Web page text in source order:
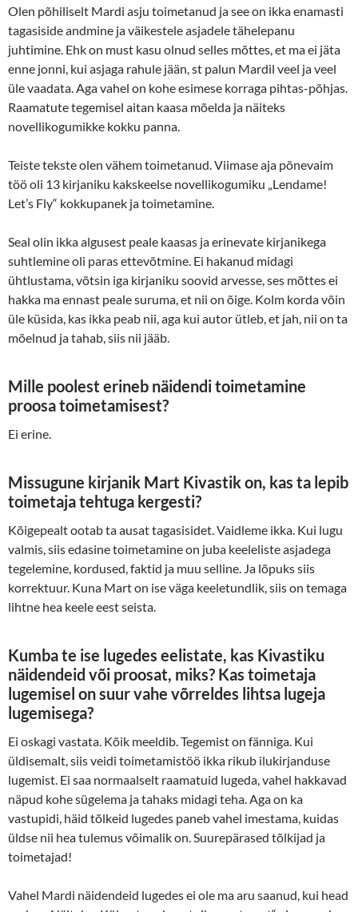
Olen põhiliselt Mardi asju toimetanud ja see on ikka enamasti
tagasiside andmine ja väikestele asjadele tähelepanu
juhtimine. Ehk on must kasu olnud selles mõttes, et ma ei jäta
enne jonni, kui asjaga rahule jään, st palun Mardil veel ja veel
üle vaadata. Aga vahel on kohe esimese korraga pihtas-põhjas.
Raamatute tegemisel aitan kaasa mõelda ja näiteks
novellikogumikke kokku panna.
Teiste tekste olen vähem toimetanud. Viimase aja põnevaim
töö oli 13 kirjaniku kakskeelse novellikogumiku „Lendame!
Let’s Fly“ kokkupanek ja toimetamine.
Seal olin ikka algusest peale kaasas ja erinevate kirjanikega
suhtlemine oli paras ettevõtmine. Ei hakanud midagi
ühtlustama, võtsin iga kirjaniku soovid arvesse, ses mõttes ei
hakka ma ennast peale suruma, et nii on õige. Kolm korda võin
üle küsida, kas ikka peab nii, aga kui autor ütleb, et jah, nii on ta
mõelnud ja tahab, siis nii jääb.
Mille poolest erineb näidendi toimetamine
proosa toimetamisest?
Ei erine.
Missugune kirjanik Mart Kivastik on, kas ta lepib
toimetaja tehtuga kergesti?
Kõigepealt ootab ta ausat tagasisidet. Vaidleme ikka. Kui lugu
valmis, siis edasine toimetamine on juba keeleliste asjadega
tegelemine, kordused, faktid ja muu selline. Ja lõpuks siis
korrektuur. Kuna Mart on ise väga keeletundlik, siis on temaga
lihtne hea keele eest seista.
Kumba te ise lugedes eelistate, kas Kivastiku
näidendeid või proosat, miks? Kas toimetaja
lugemisel on suur vahe võrreldes lihtsa lugeja
lugemisega?
Ei oskagi vastata. Kõik meeldib. Tegemist on fänniga. Kui
üldisemalt, siis veidi toimetamistöö ikka rikub ilukirjanduse
lugemist. Ei saa normaalselt raamatuid lugeda, vahel hakkavad
näpud kohe sügelema ja tahaks midagi teha. Aga on ka
vastupidi, häid tõlkeid lugedes paneb vahel imestama, kuidas
üldse nii hea tulemus võimalik on. Suurepärased tõlkijad ja
toimetajad!
Vahel Mardi näidendeid lugedes ei ole ma aru saanud, kui head